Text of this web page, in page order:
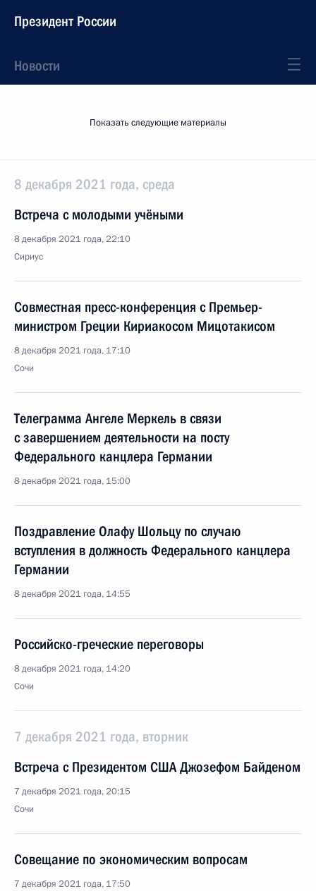
Президент России
Новости
Показать следующие материалы
8 декабря 2021 года, среда
Встреча с молодыми учёными
8 декабря 2021 года, 22:10
Сириус
Совместная пресс-конференция с Премьер-
министром Греции Кириакосом Мицотакисом
8 декабря 2021 года, 17:10
Сочи
Телеграмма Ангеле Меркель в связи
с завершением деятельности на посту
Федерального канцлера Германии
8 декабря 2021 года, 15:00
Поздравление Олафу Шольцу по случаю
вступления в должность Федерального канцлера
Германии
8 декабря 2021 года, 14:55
Российско-греческие переговоры
8 декабря 2021 года, 14:20
Сочи
7 декабря 2021 года, вторник
Встреча с Президентом США Джозефом Байденом
7 декабря 2021 года, 20:15
Сочи
Совещание по экономическим вопросам
7 декабря 2021 года, 17:50